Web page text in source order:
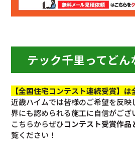
テック千里ってどん
【全国住宅コンテスト連続受賞】
近畿ハイムでは皆様のご希望を反映
界にも認められる施工に自信がござ
こちらからぜひコンテスト受賞作品
覧ください！